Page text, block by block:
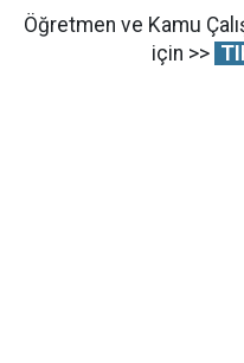
Öğretmen ve Kamu
için >>